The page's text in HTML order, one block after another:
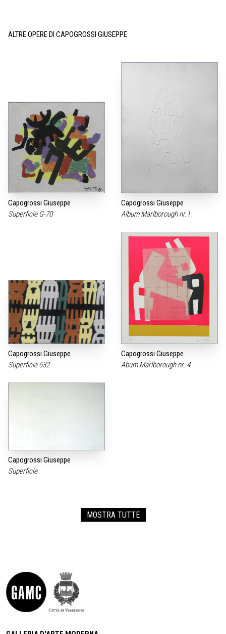
ALTRE OPERE DI CAPOGROSSI GIUSEPPE
Capogrossi Giuseppe
Superficie G-70
Capogrossi Giuseppe
Album Marlborough nr.1
Capogrossi Giuseppe
Superficie 532
Capogrossi Giuseppe
Abum Marlborough nr. 4
Capogrossi Giuseppe
Superficie
MOSTRA TUTTE